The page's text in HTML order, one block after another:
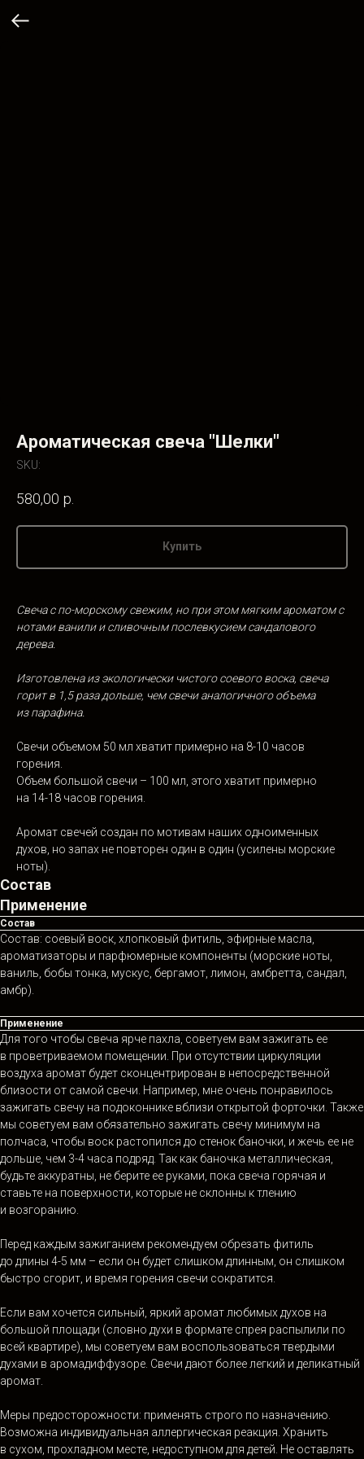
Ароматическая свеча "Шелки"
SKU:
580,00 р.
Купить
Свеча с по-морскому свежим, но при этом мягким ароматом с
нотами ванили и сливочным послевкусием сандалового
дерева.
Изготовлена из экологически чистого соевого воска, свеча
горит в 1,5 раза дольше, чем свечи аналогичного объема
из парафина.
Свечи объемом 50 мл хватит примерно на 8-10 часов
горения.
Объем большой свечи – 100 мл, этого хватит примерно
на 14-18 часов горения.
Аромат свечей создан по мотивам наших одноименных
духов, но запах не повторен один в один (усилены морские
ноты).
Состав
Применение
Состав
Состав: соевый воск, хлопковый фитиль, эфирные масла,
ароматизаторы и парфюмерные компоненты (морские ноты,
ваниль, бобы тонка, мускус, бергамот, лимон, амбретта, сандал,
амбр).
Применение
Для того чтобы свеча ярче пахла, советуем вам зажигать ее
в проветриваемом помещении. При отсутствии циркуляции
воздуха аромат будет сконцентрирован в непосредственной
близости от самой свечи. Например, мне очень понравилось
зажигать свечу на подоконнике вблизи открытой форточки. Также
мы советуем вам обязательно зажигать свечу минимум на
полчаса, чтобы воск растопился до стенок баночки, и жечь ее не
дольше, чем 3-4 часа подряд. Так как баночка металлическая,
будьте аккуратны, не берите ее руками, пока свеча горячая и
ставьте на поверхности, которые не склонны к тлению
и возгоранию.
Перед каждым зажиганием рекомендуем обрезать фитиль
до длины 4-5 мм – если он будет слишком длинным, он слишком
быстро сгорит, и время горения свечи сократится.
Если вам хочется сильный, яркий аромат любимых духов на
большой площади (словно духи в формате спрея распылили по
всей квартире), мы советуем вам воспользоваться твердыми
духами в аромадиффузоре. Свечи дают более легкий и деликатный
аромат.
Меры предосторожности: применять строго по назначению.
Возможна индивидуальная аллергическая реакция. Хранить
в сухом, прохладном месте, недоступном для детей. Не оставлять